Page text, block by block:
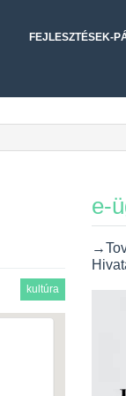
FEJLESZTÉSEK-
kultúra
e-